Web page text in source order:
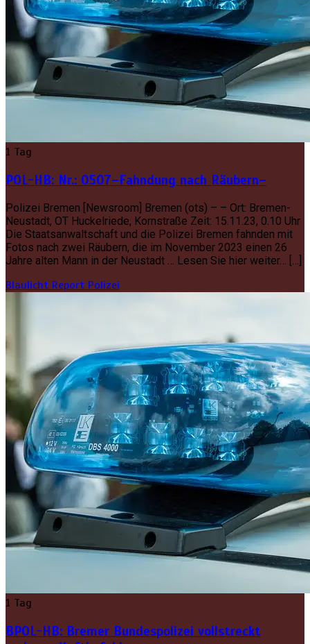
1 Tag
POL-HB: Nr.: 0507–Fahndung nach Räubern–
Polizei Bremen [Newsroom] Bremen (ots) – – Ort: Bremen-
Neustadt, OT Huckelriede, Kornstraße Zeit: 15.11.23, 0.10 Uhr
Die Staatsanwaltschaft und die Polizei Bremen fahnden mit
Fotos nach zwei Räubern, die im November 2023 einen 26
Jahre alten Mann in der Neustadt … Lesen Sie hier weiter… […]
Blaulicht Report Polizei
1 Tag
BPOL-HB: Bremer Bundespolizei vollstreckt